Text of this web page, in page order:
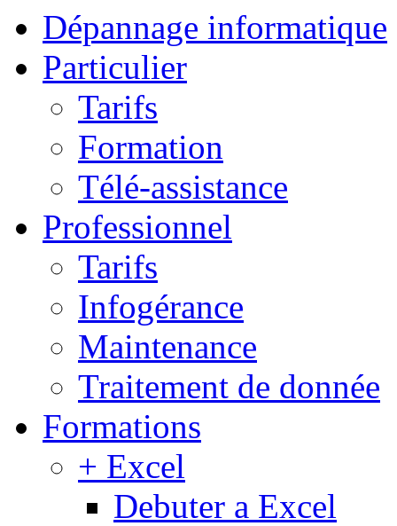
Dépannage informatique
Particulier
Tarifs
Formation
Télé-assistance
Professionnel
Tarifs
Infogérance
Maintenance
Traitement de donnée
Formations
+ Excel
Debuter a Excel